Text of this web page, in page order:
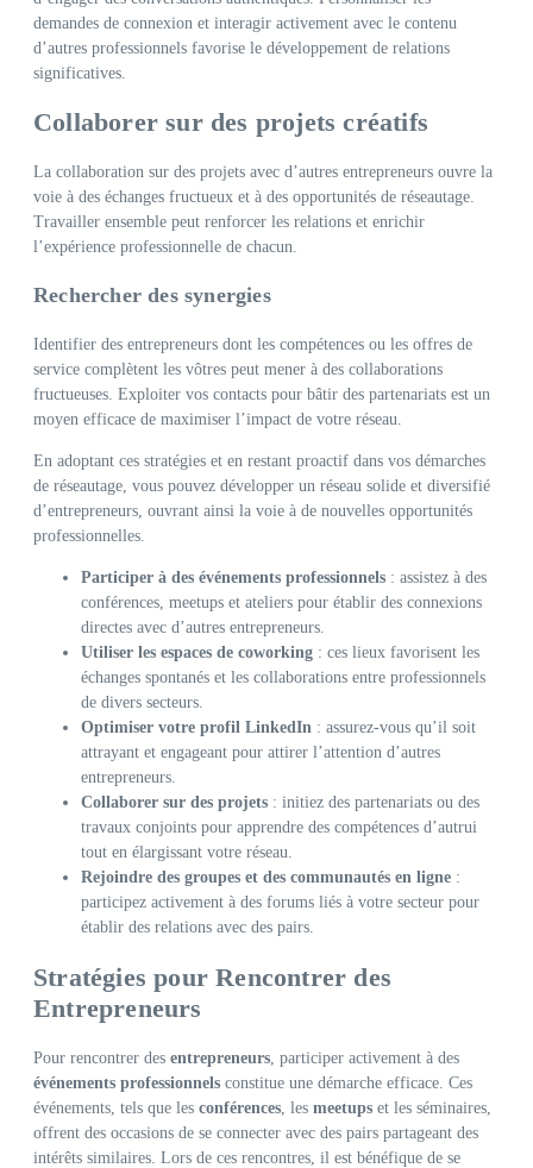
demandes de connexion et interagir activement avec le contenu
d’autres professionnels favorise le développement de relations
significatives.
Collaborer sur des projets créatifs
La collaboration sur des projets avec d’autres entrepreneurs ouvre la
voie à des échanges fructueux et à des opportunités de réseautage.
Travailler ensemble peut renforcer les relations et enrichir
l’expérience professionnelle de chacun.
Rechercher des synergies
Identifier des entrepreneurs dont les compétences ou les offres de
service complètent les vôtres peut mener à des collaborations
fructueuses. Exploiter vos contacts pour bâtir des partenariats est un
moyen efficace de maximiser l’impact de votre réseau.
En adoptant ces stratégies et en restant proactif dans vos démarches
de réseautage, vous pouvez développer un réseau solide et diversifié
d’entrepreneurs, ouvrant ainsi la voie à de nouvelles opportunités
professionnelles.
Participer à des événements professionnels : assistez à des
conférences, meetups et ateliers pour établir des connexions
directes avec d’autres entrepreneurs.
Utiliser les espaces de coworking : ces lieux favorisent les
échanges spontanés et les collaborations entre professionnels
de divers secteurs.
Optimiser votre profil LinkedIn : assurez-vous qu’il soit
attrayant et engageant pour attirer l’attention d’autres
entrepreneurs.
Collaborer sur des projets : initiez des partenariats ou des
travaux conjoints pour apprendre des compétences d’autrui
tout en élargissant votre réseau.
Rejoindre des groupes et des communautés en ligne :
participez activement à des forums liés à votre secteur pour
établir des relations avec des pairs.
Stratégies pour Rencontrer des
Entrepreneurs
Pour rencontrer des entrepreneurs , participer activement à des
événements professionnels constitue une démarche efficace. Ces
événements, tels que les conférences , les meetups et les séminaires,
offrent des occasions de se connecter avec des pairs partageant des
intérêts similaires. Lors de ces rencontres, il est bénéfique de se